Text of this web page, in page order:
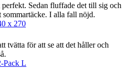
Sedan fluffade det till sig och
I alla fall nöjd.
x 270
tvätta för att se att det håller och
Pack L